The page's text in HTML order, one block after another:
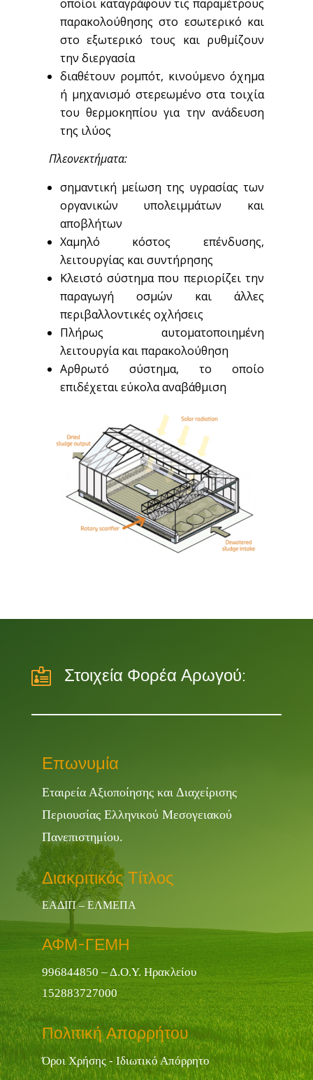
οποίοι καταγράφουν τις παραμέτρους
παρακολούθησης στο εσωτερικό και
στο εξωτερικό τους και ρυθμίζουν
την διεργασία
διαθέτουν ρομπότ, κινούμενο όχημα
ή μηχανισμό στερεωμένο στα τοιχία
του θερμοκηπίου για την ανάδευση
της ιλύος
Πλεονεκτήματα:
σημαντική μείωση της υγρασίας των
οργανικών υπολειμμάτων και
αποβλήτων
Χαμηλό κόστος επένδυσης,
λειτουργίας και συντήρησης
Κλειστό σύστημα που περιορίζει την
παραγωγή οσμών και άλλες
περιβαλλοντικές οχλήσεις
Πλήρως αυτοματοποιημένη
λειτουργία και παρακολούθηση
Αρθρωτό σύστημα, το οποίο
επιδέχεται εύκολα αναβάθμιση
 Στοιχεία Φορέα Αρωγού:
Επωνυμία
Εταιρεία Αξιοποίησης και Διαχείρισης
Περιουσίας Ελληνικού Μεσογειακού
Πανεπιστημίου.
Διακριτικός Τίτλος
ΕΑΔΙΠ – ΕΛΜΕΠΑ
ΑΦΜ-ΓΕΜΗ
996844850 – Δ.Ο.Υ. Ηρακλείου
152883727000
Πολιτική Απορρήτου
Όροι Χρήσης - Ιδιωτικό Απόρρητο